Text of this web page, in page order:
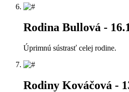
Rodina Bullová -
Úprimnú sústrasť celej rodine.
Rodiny Kováčová -